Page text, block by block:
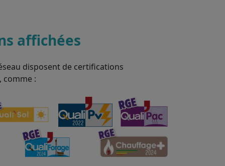
affichées
disposent de certifications
comme :